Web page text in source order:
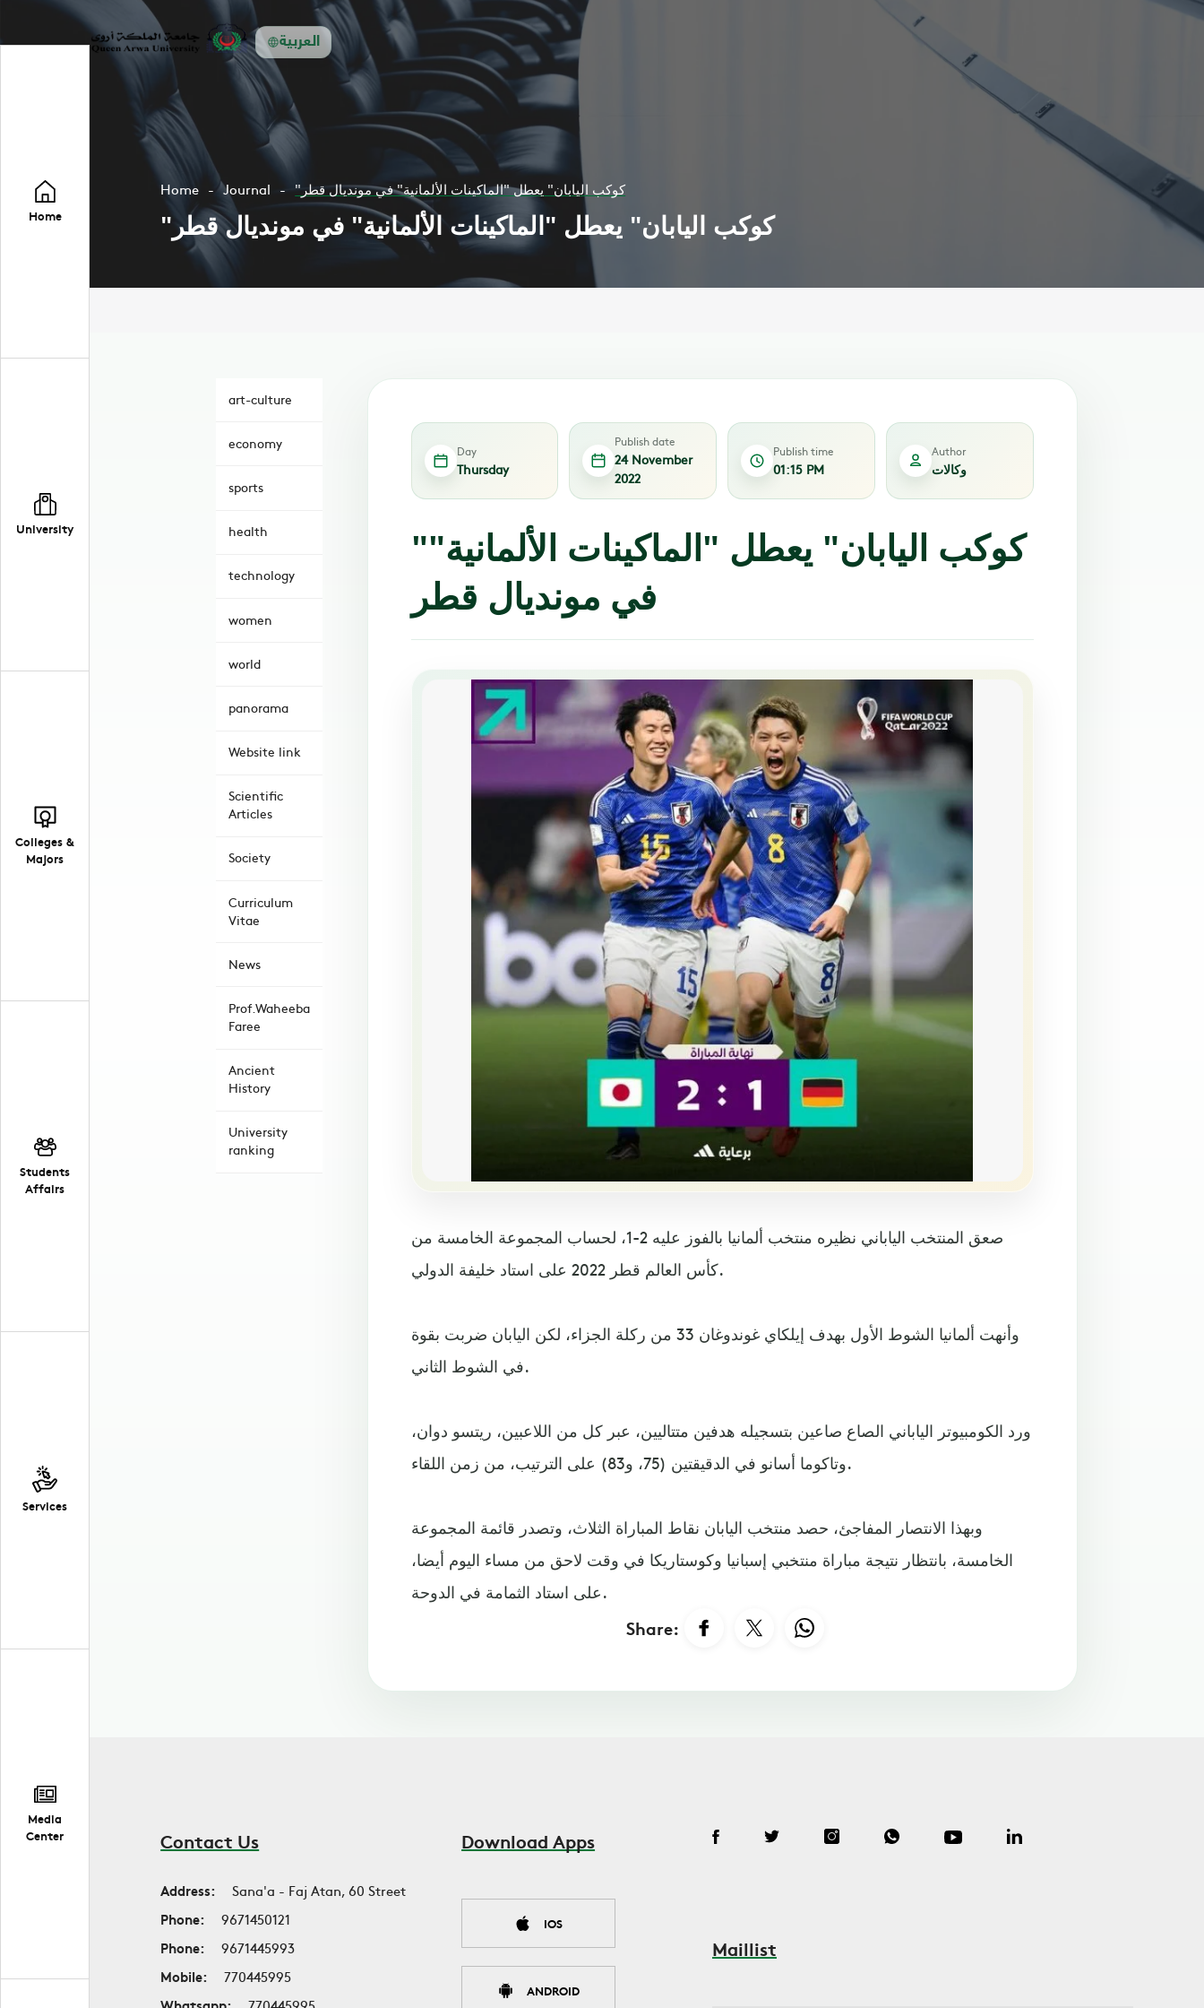
العربية
Home
University
Colleges &
Majors
Students
Affairs
Services
Media
Center
Home Journal "كوكب اليابان" يعطل "الماكينات الألمانية" في مونديال قطر
"كوكب اليابان" يعطل "الماكينات الألمانية" في مونديال قطر
art-culture
economy
sports
health
technology
women
world
panorama
Website link
Scientific
Articles
Society
Curriculum
Vitae
News
Prof.Waheeba
Faree
Ancient
History
University
ranking
Day
Thursday
Publish date
24 November
2022
Publish time
01:15 PM
Author
وكالات
"كوكب اليابان" يعطل "الماكينات الألمانية"
في مونديال قطر
صعق المنتخب الياباني نظيره منتخب ألمانيا بالفوز عليه 2-1، لحساب المجموعة الخامسة من
كأس العالم قطر 2022 على استاد خليفة الدولي.
وأنهت ألمانيا الشوط الأول بهدف إيلكاي غوندوغان 33 من ركلة الجزاء، لكن اليابان ضربت بقوة
في الشوط الثاني.
ورد الكومبيوتر الياباني الصاع صاعين بتسجيله هدفين متتاليين، عبر كل من اللاعبين، ريتسو دوان،
وتاكوما أسانو في الدقيقتين (75، و83) على الترتيب، من زمن اللقاء.
وبهذا الانتصار المفاجئ، حصد منتخب اليابان نقاط المباراة الثلاث، وتصدر قائمة المجموعة
الخامسة، بانتظار نتيجة مباراة منتخبي إسبانيا وكوستاريكا في وقت لاحق من مساء اليوم أيضا،
على استاد الثمامة في الدوحة.
Share:
Contact Us
Address:
Sana'a - Faj Atan, 60 Street
Phone:
9671450121
Phone:
9671445993
Mobile:
770445995
Download Apps
IOS
ANDROID
Maillist